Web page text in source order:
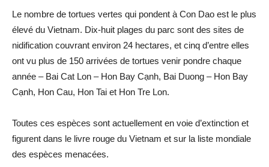
Le nombre de tortues vertes qui pondent à Con Dao est le plus
élevé du Vietnam. Dix-huit plages du parc sont des sites de
nidification couvrant environ 24 hectares, et cinq d’entre elles
ont vu plus de 150 arrivées de tortues venir pondre chaque
année – Bai Cat Lon – Hon Bay Cạnh, Bai Duong – Hon Bay
Cạnh, Hon Cau, Hon Tai et Hon Tre Lon.
Toutes ces espèces sont actuellement en voie d’extinction et
figurent dans le livre rouge du Vietnam et sur la liste mondiale
des espèces menacées.